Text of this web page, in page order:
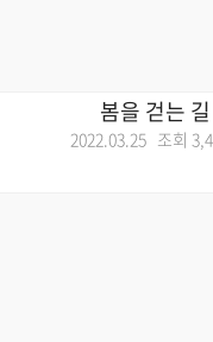
봄을 걷는
2022.03.25 조회